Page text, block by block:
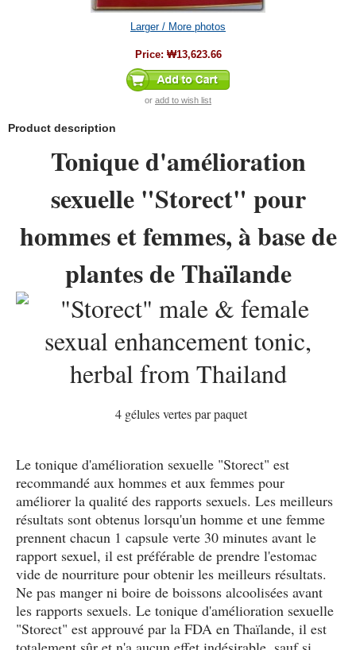
Larger / More photos
Price: ₩13,623.66
or add to wish list
Product description
Tonique d'amélioration
sexuelle "Storect" pour
hommes et femmes, à base de
plantes de Thaïlande
4 gélules vertes par paquet
Le tonique d'amélioration sexuelle "Storect" est
recommandé aux hommes et aux femmes pour
améliorer la qualité des rapports sexuels. Les meilleurs
résultats sont obtenus lorsqu'un homme et une femme
prennent chacun 1 capsule verte 30 minutes avant le
rapport sexuel, il est préférable de prendre l'estomac
vide de nourriture pour obtenir les meilleurs résultats.
Ne pas manger ni boire de boissons alcoolisées avant
les rapports sexuels. Le tonique d'amélioration sexuelle
"Storect" est approuvé par la FDA en Thaïlande, il est